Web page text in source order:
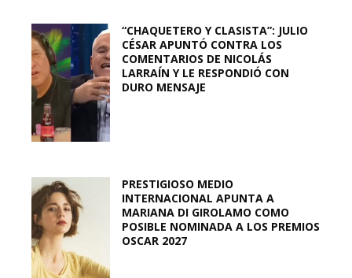
“CHAQUETERO Y CLASISTA”: JULIO
CÉSAR APUNTÓ CONTRA LOS
COMENTARIOS DE NICOLÁS
LARRAÍN Y LE RESPONDIÓ CON
DURO MENSAJE
PRESTIGIOSO MEDIO
INTERNACIONAL APUNTA A
MARIANA DI GIROLAMO COMO
POSIBLE NOMINADA A LOS PREMIOS
OSCAR 2027